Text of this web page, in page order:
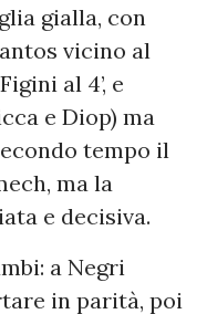
gialla, con
vicino al
al 4’, e
e Diop) ma
tempo il
ma la
e decisiva.
a Negri
in parità, poi